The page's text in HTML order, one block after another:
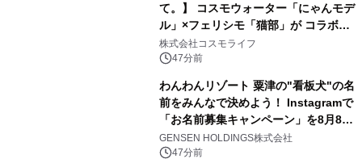
て。】 コスモウォーター「にゃんモデ
ル」×フェリシモ「猫部」が コラボキ
ャンペーンを実施
株式会社コスモライフ
47分前
わんわんリゾート 粟津の"看板犬"の名
前をみんなで決めよう！ Instagramで
「お名前募集キャンペーン」を8月8日
(土)より開催
GENSEN HOLDINGS株式会社
47分前